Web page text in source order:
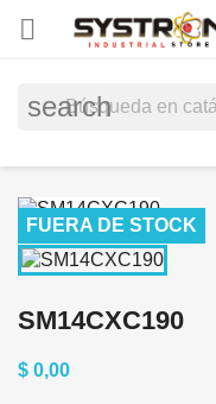

search
FUERA DE STOCK
SM14CXC190
$ 0,00